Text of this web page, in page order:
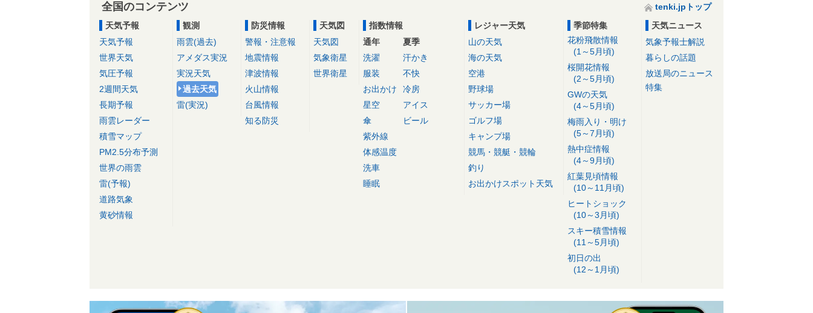
全国のコンテンツ
tenki.jpトップ
天気予報
天気予報
世界天気
気圧予報
2週間天気
長期予報
雨雲レーダー
積雪マップ
PM2.5分布予測
世界の雨雲
雷(予報)
道路気象
黄砂情報
観測
雨雲(過去)
アメダス実況
実況天気
過去天気
雷(実況)
防災情報
警報・注意報
地震情報
津波情報
火山情報
台風情報
知る防災
天気図
天気図
気象衛星
世界衛星
指数情報
通年
洗濯
服装
お出かけ
星空
傘
紫外線
体感温度
洗車
睡眠
夏季
汗かき
不快
冷房
アイス
ビール
レジャー天気
山の天気
海の天気
空港
野球場
サッカー場
ゴルフ場
キャンプ場
競馬・競艇・競輪
釣り
お出かけスポット天気
季節特集
花粉飛散情報
(1～5月頃)
桜開花情報
(2～5月頃)
GWの天気
(4～5月頃)
梅雨入り・明け
(5～7月頃)
熱中症情報
(4～9月頃)
紅葉見頃情報
(10～11月頃)
ヒートショック
(10～3月頃)
スキー積雪情報
(11～5月頃)
初日の出
(12～1月頃)
天気ニュース
気象予報士解説
暮らしの話題
放送局のニュース
特集